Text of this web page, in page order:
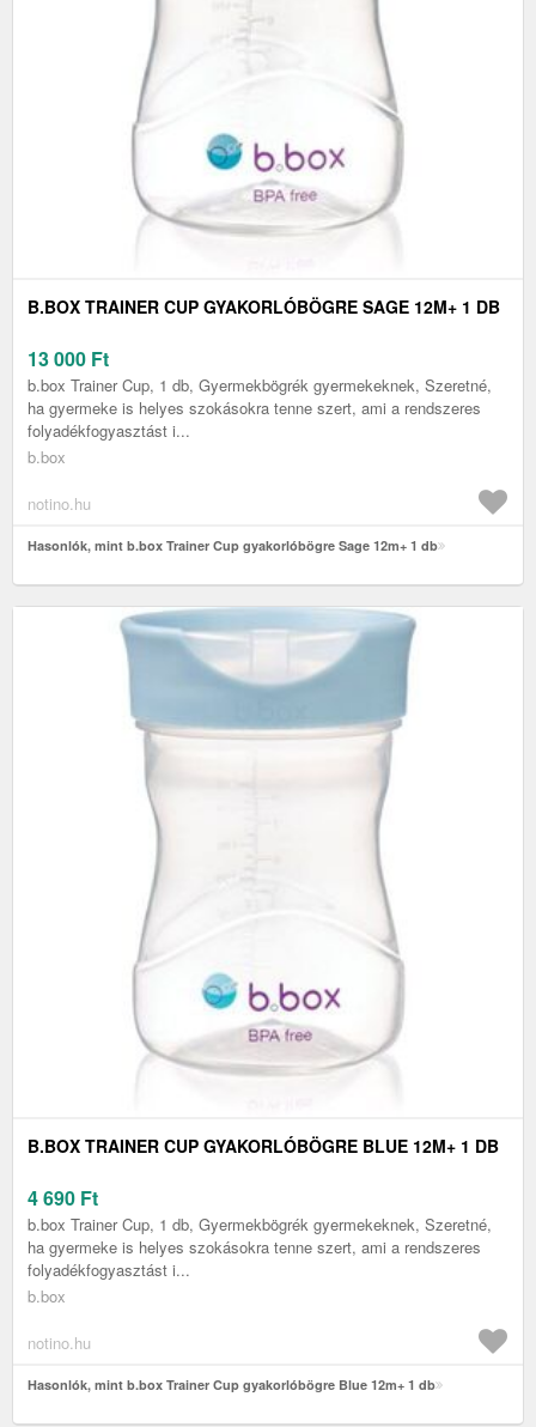
B.BOX TRAINER CUP GYAKORLÓBÖGRE SAGE 12M+ 1 DB
13 000 Ft
b.box Trainer Cup, 1 db, Gyermekbögrék gyermekeknek, Szeretné,
ha gyermeke is helyes szokásokra tenne szert, ami a rendszeres
folyadékfogyasztást i...
b.box
notino.hu
Hasonlók, mint b.box Trainer Cup gyakorlóbögre Sage 12m+ 1 db
B.BOX TRAINER CUP GYAKORLÓBÖGRE BLUE 12M+ 1 DB
4 690 Ft
b.box Trainer Cup, 1 db, Gyermekbögrék gyermekeknek, Szeretné,
ha gyermeke is helyes szokásokra tenne szert, ami a rendszeres
folyadékfogyasztást i...
b.box
notino.hu
Hasonlók, mint b.box Trainer Cup gyakorlóbögre Blue 12m+ 1 db